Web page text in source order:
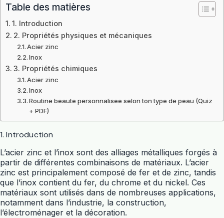
Table des matières
1. Introduction
2. Propriétés physiques et mécaniques
Acier zinc
Inox
3. Propriétés chimiques
Acier zinc
Inox
Routine beaute personnalisee selon ton type de peau (Quiz
+ PDF)
1. Introduction
L’acier zinc et l’inox sont des alliages métalliques forgés à
partir de différentes combinaisons de matériaux. L’acier
zinc est principalement composé de fer et de zinc, tandis
que l’inox contient du fer, du chrome et du nickel. Ces
matériaux sont utilisés dans de nombreuses applications,
notamment dans l’industrie, la construction,
l’électroménager et la décoration.